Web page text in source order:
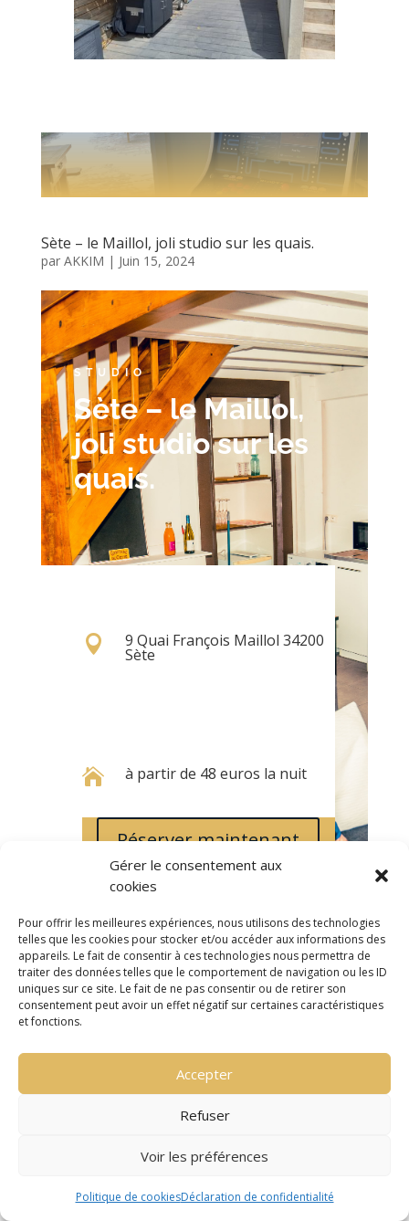
Gérer le consentement aux
cookies
Pour offrir les meilleures expériences, nous utilisons des technologies
telles que les cookies pour stocker et/ou accéder aux informations des
appareils. Le fait de consentir à ces technologies nous permettra de
traiter des données telles que le comportement de navigation ou les ID
uniques sur ce site. Le fait de ne pas consentir ou de retirer son
consentement peut avoir un effet négatif sur certaines caractéristiques
et fonctions.
Accepter
Refuser
Voir les préférences
Politique de cookiesDéclaration de confidentialité
Sète – le Maillol, joli studio sur les quais.
par AKKIM | Juin 15, 2024
STUDIO
Sète – le Maillol,
joli studio sur les
quais.
 9 Quai François Maillol 34200
Sète
 à partir de 48 euros la nuit
Réserver maintenant
Description :
À la recherche d’un nid douillet au cœur de
🏠 Emplacement : Situé sur le pittoresque
privilégié à tout ce que Sète a à offrir, des
vues imprenables sur la Méditerranée.
🛋️ Caractéristiques : Ce studio entièrement